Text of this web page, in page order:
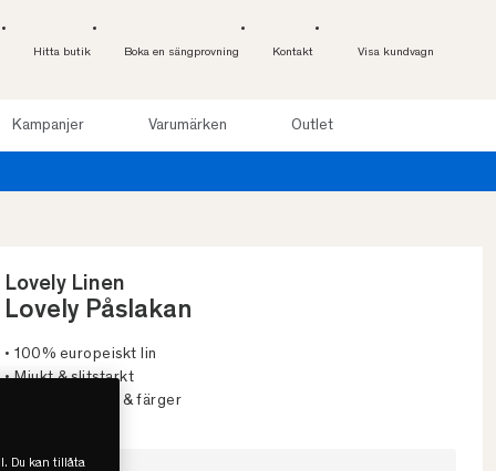
Hitta butik Boka en sängprovning Kontakt Visa kundvagn
Kampanjer Varumärken Outlet
Lovely Linen
Lovely Påslakan
• 100% europeiskt lin
• Mjukt & slitstarkt
• Flera storlekar & färger
Du kan tillåta